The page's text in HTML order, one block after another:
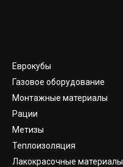
Еврокубы
Газовое оборудование
Монтажные материалы
Рации
Метизы
Теплоизоляция
Лакокрасочные материалы